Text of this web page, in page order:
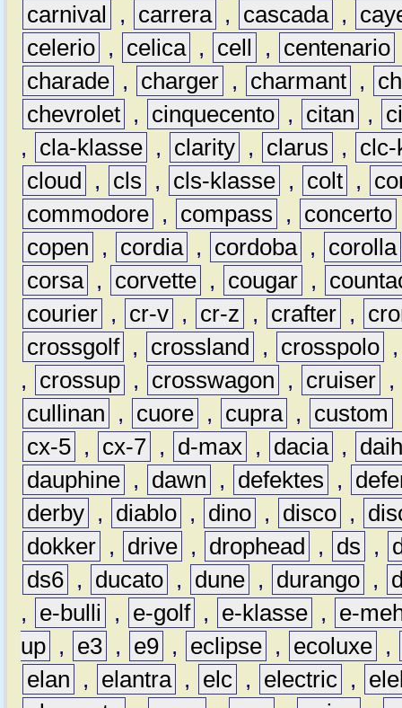
carnival
, carrera , cascada ,
celerio , celica , cell , centenario
charade , charger , charmant ,
chevrolet , cinquecento , citan ,
,
cla-klasse , clarity , clarus ,
clc-
cloud
, cls , cls-klasse , colt ,
commodore , compass , concerto
copen
, cordia , cordoba ,
corolla
corsa , corvette , cougar ,
courier , cr-v , cr-z , crafter ,
crossgolf , crossland , crosspolo
,
crossup , crosswagon , cruiser ,
cullinan
, cuore , cupra , custom
cx-5 , cx-7 , d-max , dacia ,
dauphine , dawn , defektes ,
derby , diablo , dino , disco ,
dokker , drive , drophead , ds ,
ds6 , ducato , dune , durango ,
,
e-bulli , e-golf , e-klasse ,
e-
up , e3 , e9 , eclipse , ecoluxe ,
elan
, elantra , elc , electric ,